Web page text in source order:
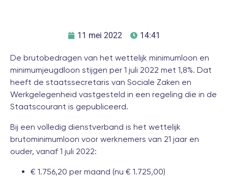
11 mei 2022 14:41
De brutobedragen van het wettelijk minimumloon en
minimumjeugdloon stijgen per 1 juli 2022 met 1,8%. Dat
heeft de staatssecretaris van Sociale Zaken en
Werkgelegenheid vastgesteld in een regeling die in de
Staatscourant is gepubliceerd.
Bij een volledig dienstverband is het wettelijk
brutominimumloon voor werknemers van 21 jaar en
ouder, vanaf 1 juli 2022:
€ 1.756,20 per maand (nu € 1.725,00)